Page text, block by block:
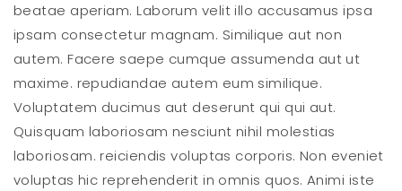
beatae aperiam. Laborum velit illo accusamus ipsa
ipsam consectetur magnam. Similique aut non
autem. Facere saepe cumque assumenda aut ut
maxime. repudiandae autem eum similique.
Voluptatem ducimus aut deserunt qui qui aut.
Quisquam laboriosam nesciunt nihil molestias
laboriosam. reiciendis voluptas corporis. Non eveniet
voluptas hic reprehenderit in omnis quos. Animi iste